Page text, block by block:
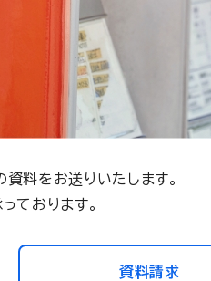
料をお送りいたします。
ております。
資料請求